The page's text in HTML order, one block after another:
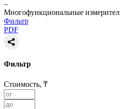
–
Многофункциональные
Фильтр
PDF
Фильтр
Стоимость, ₸